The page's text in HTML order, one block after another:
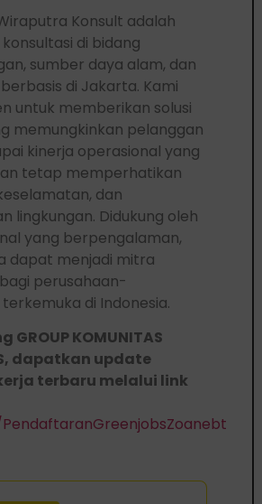
Konsult adalah
di bidang
sumber daya alam, dan
di Jakarta. Kami
untuk memberikan solusi
memungkinkan pelanggan
kinerja operasional yang
tetap memperhatikan
dan
lingkungan. Didukung oleh
yang berpengalaman,
dapat menjadi mitra
perusahaan-
di Indonesia.
GROUP KOMUNITAS
dapatkan update
terbaru melalui link